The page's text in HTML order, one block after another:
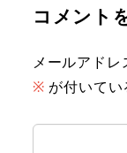
コメント
メールアドレ
※ が付いて